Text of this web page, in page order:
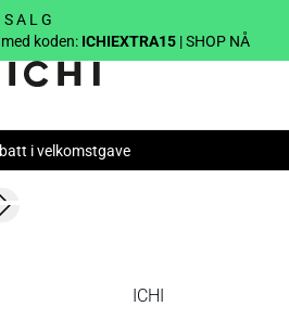
S A L G
koden: ICHIEXTRA15 | SHOP NÅ
i velkomstgave
Next slide
ICHI